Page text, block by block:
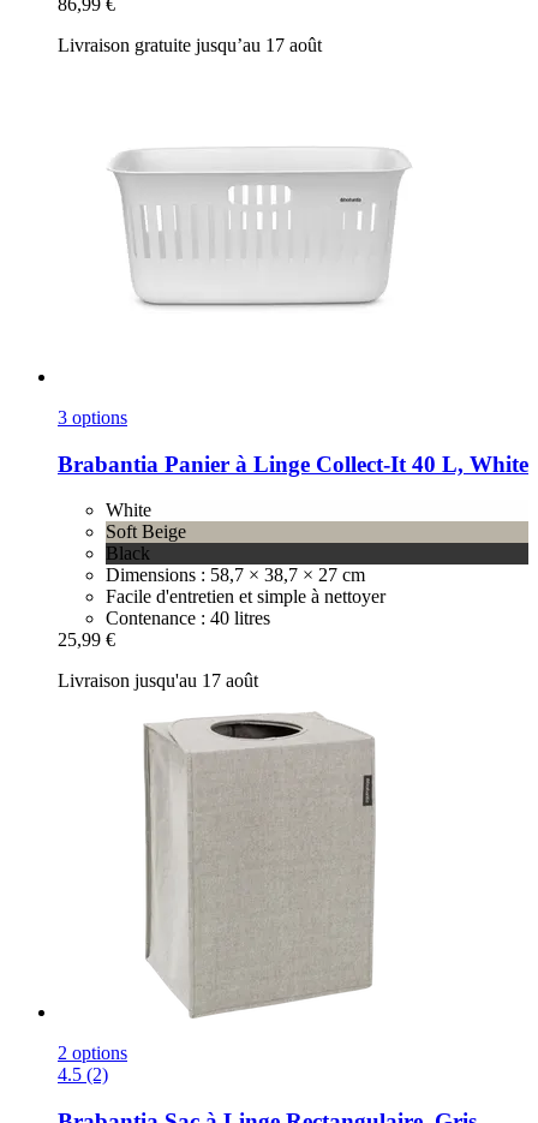
Livraison gratuite jusqu’au 17 août
3 options
Brabantia Panier à Linge Collect-​It 40 L, White
White
Soft Beige
Black
Dimensions : 58,7 × 38,7 × 27 cm
Facile d'entretien et simple à nettoyer
Contenance : 40 litres
25,99 €
Livraison jusqu'au 17 août
2 options
4.5 (2)